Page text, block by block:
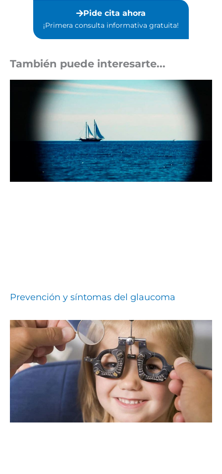
Pide cita ahora
¡Primera consulta informativa gratuita!⁣
También puede interesarte...
Prevención y síntomas del glaucoma